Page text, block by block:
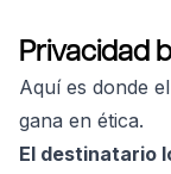
Privacidad
Aquí es donde
gana en ética.
El destinatario